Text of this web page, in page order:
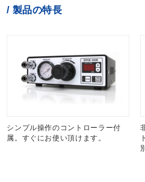
製品の特長
シンプル操作のコントローラー付
属。すぐにお使い頂けます。